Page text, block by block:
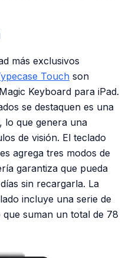
más exclusivos
Touch son
Keyboard para iPad.
se destaquen es una
lo que genera una
de visión. El teclado
agrega tres modos de
garantiza que pueda
sin recargarla. La
incluye una serie de
suman un total de 78